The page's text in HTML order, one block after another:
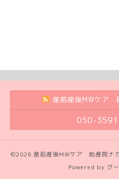
産前産後MWケア
050-
©2026 産前産後MWケア 助産院ナ
Powered by グ